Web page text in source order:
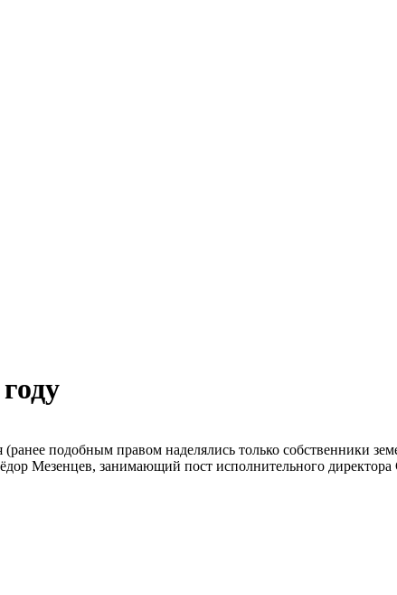
подобным правом наделялись только собственники
Мезенцев, занимающий пост исполнительного